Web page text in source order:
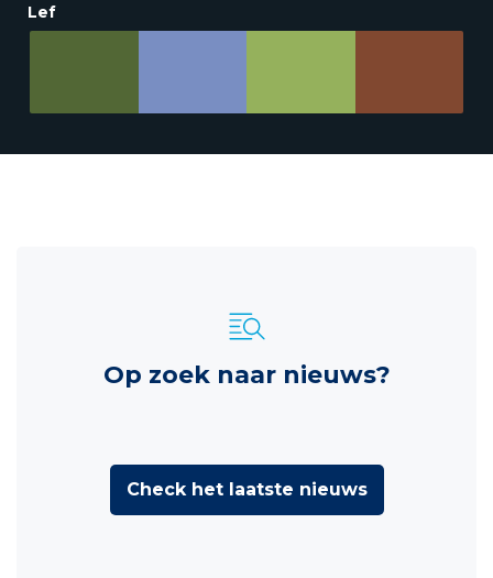
Lef
Op zoek naar nieuws?
Check het laatste nieuws